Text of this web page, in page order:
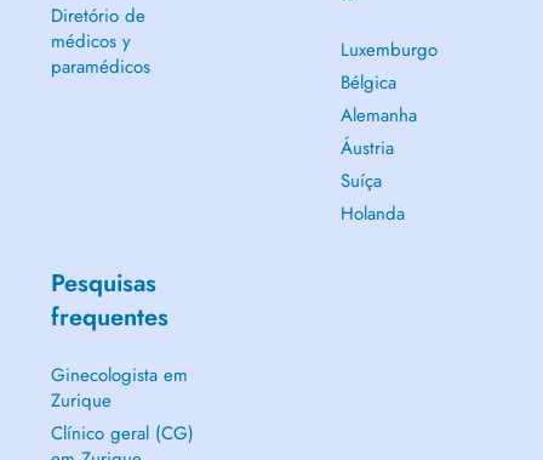
Diretório de
médicos y
paramédicos
Luxemburgo
Bélgica
Alemanha
Áustria
Suíça
Holanda
Pesquisas
frequentes
Ginecologista em
Zurique
Clínico geral (CG)